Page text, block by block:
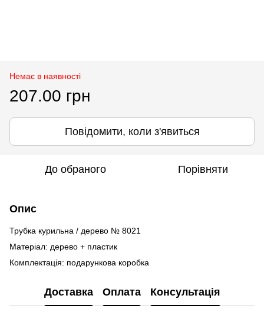
Немає в наявності
207.00 грн
Повідомити, коли з'явиться
До обраного Порівняти
Опис
Трубка курильна / дерево № 8021
Матеріал: дерево + пластик
Комплектація: подарункова коробка
Доставка Оплата Консультація